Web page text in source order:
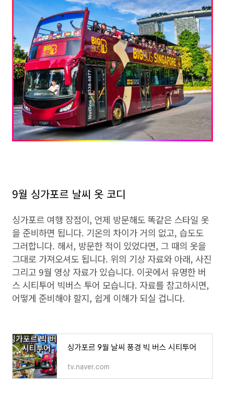
9월 싱가포르 날씨 옷 코디
싱가포르 여행 장점이, 언제 방문해도 똑같은 스타일 옷
을 준비하면 됩니다. 기온의 차이가 거의 없고, 습도도
그러합니다. 해서, 방문한 적이 있었다면, 그 때의 옷을
그대로 가져오셔도 됩니다. 위의 기상 자료와 아래, 사진
그리고 9월 영상 자료가 있습니다. 이곳에서 유명한 버
스 시티투어 빅버스 투어 모습니다. 자료를 참고하시면,
어떻게 준비해야 할지, 쉽게 이해가 되실 겁니다.
싱가포르 9월 날씨 풍경 빅 버스 시티투어
tv.naver.com